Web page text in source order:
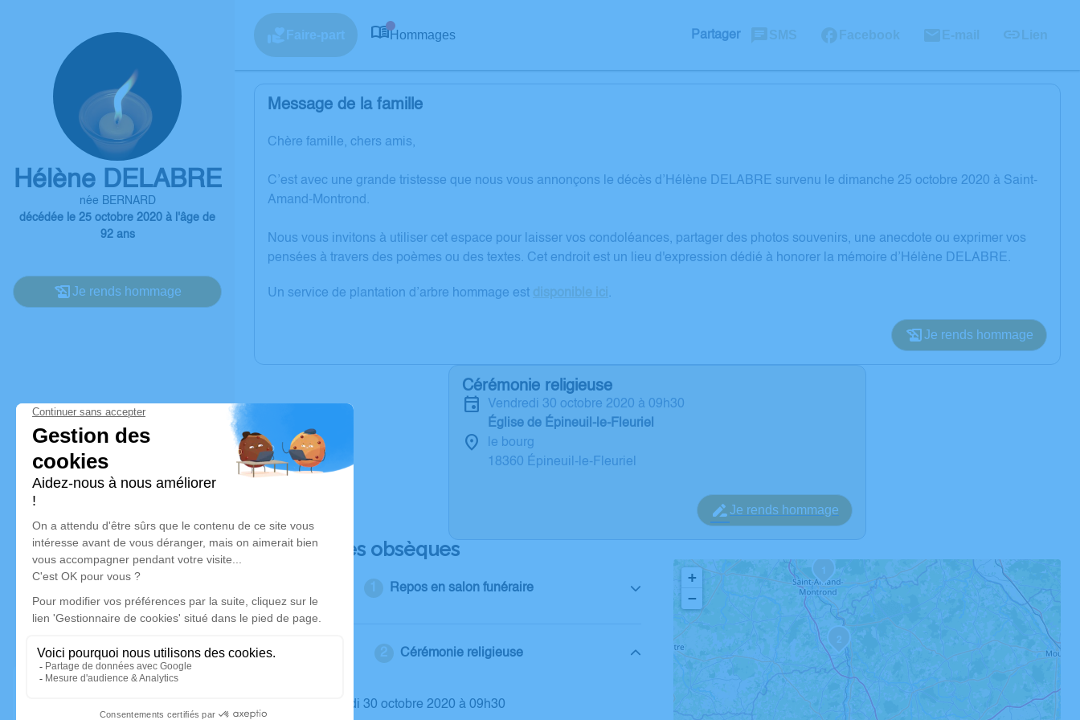
Hélène DELABRE
née BERNARD
décédée le 25 octobre 2020 à l'âge de
92 ans
Je rends hommage
Faire-part Hommages Partager SMS Facebook E-mail Lien
Message de la famille
Chère famille, chers amis,
C’est avec une grande tristesse que nous vous annonçons le décès d’Hélène DELABRE survenu le dimanche 25 octobre 2020 à Saint-
Amand-Montrond.
Nous vous invitons à utiliser cet espace pour laisser vos condoléances, partager des photos souvenirs, une anecdote ou exprimer vos
pensées à travers des poèmes ou des textes. Cet endroit est un lieu d'expression dédié à honorer la mémoire d’Hélène DELABRE.
Un service de plantation d’arbre hommage est disponible ici .
Je rends hommage
Cérémonie religieuse
vendredi 30 octobre 2020 à 09h30
Église de Épineuil-le-Fleuriel
le bourg
18360 Épineuil-le-Fleuriel
Je rends hommage
Déroulé des obsèques
Repos en salon funéraire
Cérémonie religieuse
Le vendredi 30 octobre 2020 à 09h30
1
2
+
−